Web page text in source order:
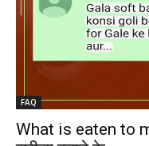
FAQ
What is eaten to